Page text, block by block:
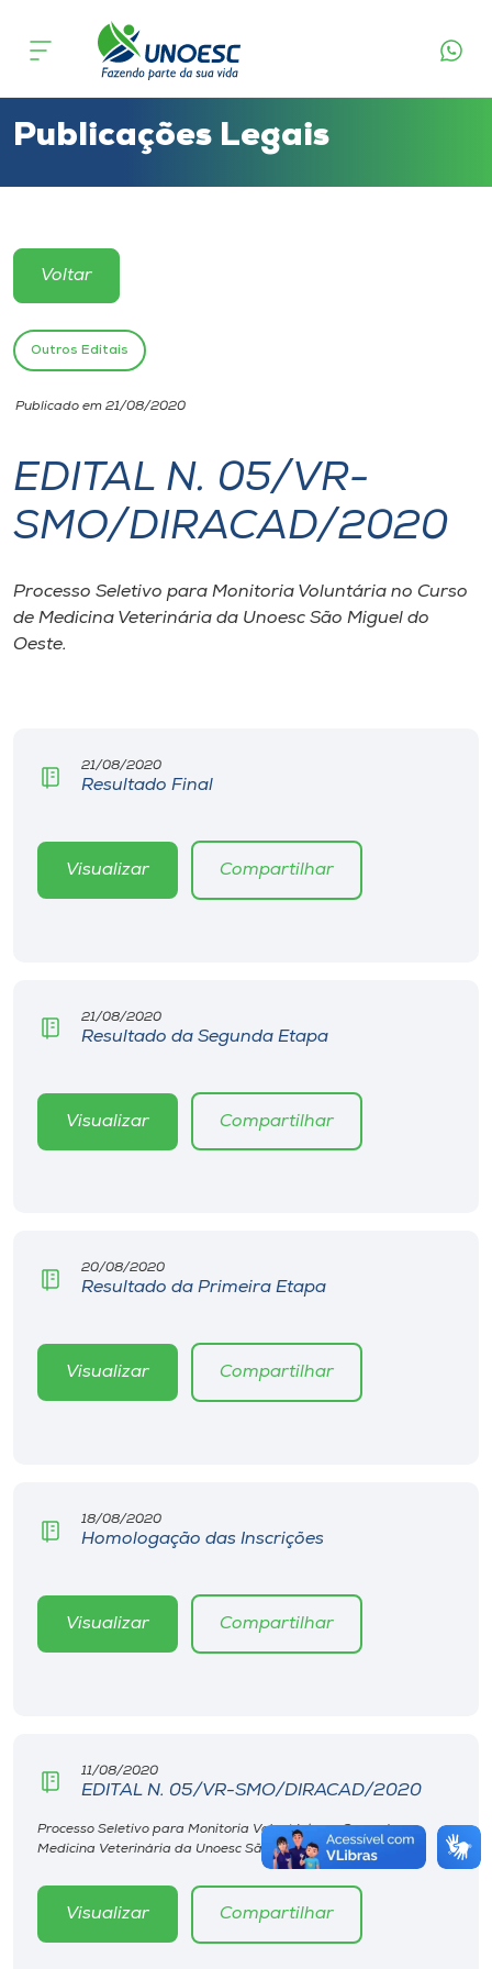
Cursos
Atendimento ao Estudante
Portal de Ensino
Unoesc
Internacionalização
I.nova
Diplomados
Editora
Store
Publicações Legais
Voltar
Outros Editais
Publicado em 21/08/2020
EDITAL N. 05/VR-
SMO/DIRACAD/2020
Processo Seletivo para Monitoria Voluntária no Curso
de Medicina Veterinária da Unoesc São Miguel do
Oeste.
21/08/2020
Resultado Final
Visualizar Compartilhar
21/08/2020
Resultado da Segunda Etapa
Visualizar Compartilhar
20/08/2020
Resultado da Primeira Etapa
Visualizar Compartilhar
18/08/2020
Homologação das Inscrições
Visualizar Compartilhar
11/08/2020
EDITAL N. 05/VR-SMO/DIRACAD/2020
Processo Seletivo para Monitoria Voluntária no Curso de
Medicina Veterinária da Unoesc São Miguel do Oeste.
Visualizar Compartilhar